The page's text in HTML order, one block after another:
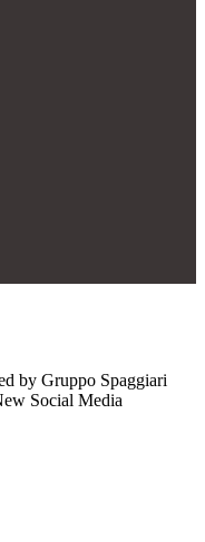
by Gruppo Spaggiari
Social Media